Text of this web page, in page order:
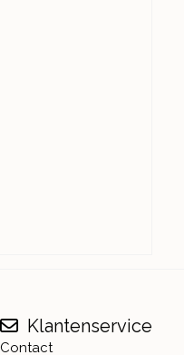
Klantenservice
Contact